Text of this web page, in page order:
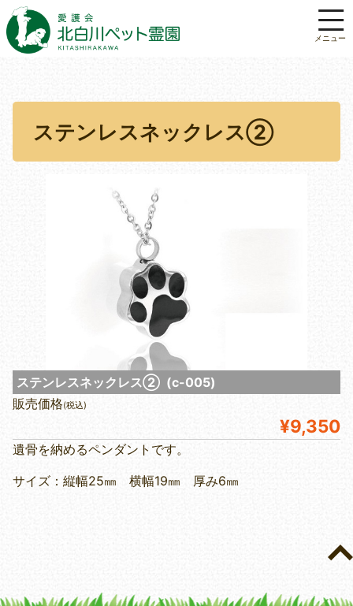
ステンレスネックレス②
ステンレスネックレス② (c-005)
販売価格(税込)
¥9,350
遺骨を納めるペンダントです。
サイズ：縦幅25㎜ 横幅19㎜ 厚み6㎜